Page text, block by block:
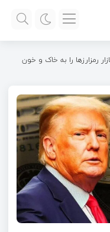
رمزارز‌ها را به خاک و خون